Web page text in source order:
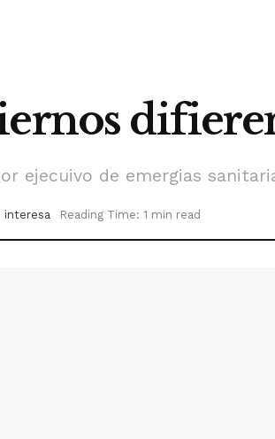
ejecuivo de emergias
interesa Reading Time: 1 min read